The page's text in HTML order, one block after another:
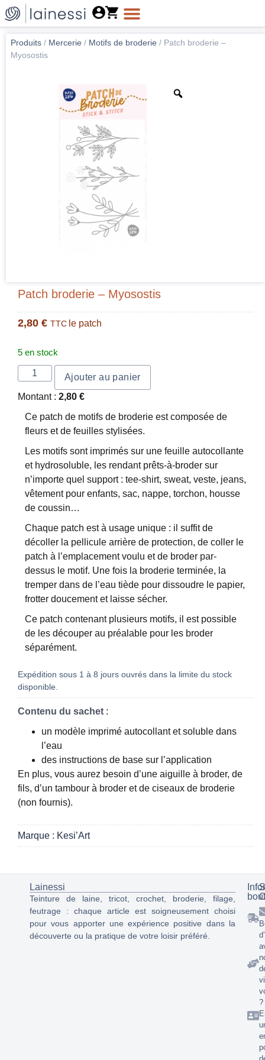
Produits / Mercerie / Motifs de broderie / Patch broderie –
Myosostis
Patch broderie – Myosostis
2,80 € TTC le patch
5 en stock
Ajouter au panier
Montant : 2,80 €
Ce patch de motifs de broderie est composée de
fleurs et de feuilles stylisées.
Les motifs sont imprimés sur une feuille autocollante
et hydrosoluble, les rendant prêts-à-broder sur
n’importe quel support : tee-shirt, sweat, veste, jeans,
vêtement pour enfants, sac, nappe, torchon, housse
de coussin…
Chaque patch est à usage unique : il suffit de
décoller la pellicule arrière de protection, de coller le
patch à l’emplacement voulu et de broder par-
dessus le motif. Une fois la broderie terminée, la
tremper dans de l’eau tiède pour dissoudre le papier,
frotter doucement et laisse sécher.
Ce patch contenant plusieurs motifs, il est possible
de les découper au préalable pour les broder
séparément.
Expédition sous 1 à 8 jours ouvrés dans la limite du stock
disponible.
Contenu du sachet :
un modèle imprimé autocollant et soluble dans
l’eau
des instructions de base sur l’application
En plus, vous aurez besoin d’une aiguille à broder, de
fils, d’un tambour à broder et de ciseaux de broderie
(non fournis).
Marque : Kesi’Art
Lainessi
Teinture de laine, tricot, crochet, broderie, filage,
feutrage : chaque article est soigneusement choisi
pour vous apporter une expérience positive dans la
découverte ou la pratique de votre loisir préféré.
?